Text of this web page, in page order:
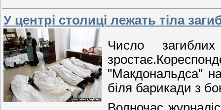
У центрі столиці лежать тіла
Число
зростає.
"Макдональдса"
біля барикади з